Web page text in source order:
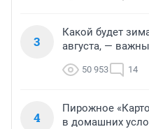
3
Какой будет
августа, —
50 953 14
4
Пирожное
в домашних